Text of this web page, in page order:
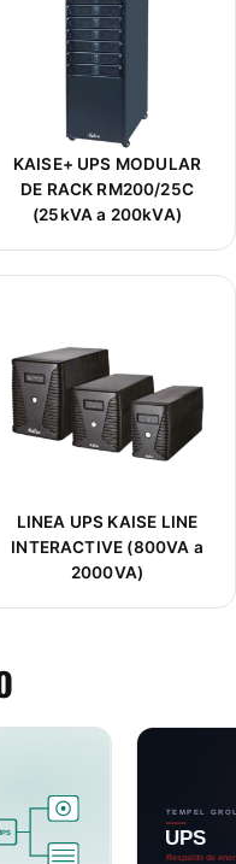
KAISE+ UPS MODULAR
DE RACK RM200/25C
(25kVA a 200kVA)
LINEA UPS KAISE LINE
INTERACTIVE (800VA a
2000VA)